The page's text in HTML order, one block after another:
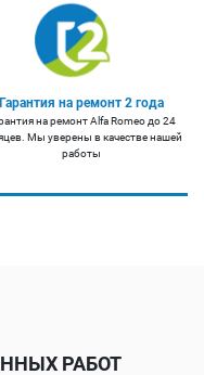
Гарантия на ремонт 2 года
на ремонт Alfa Romeo до 24
Мы уверены в качестве нашей
работы
РАБОТ